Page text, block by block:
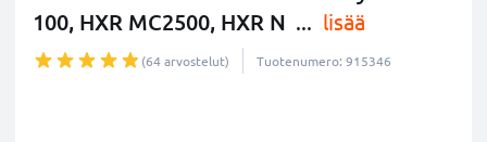
100, HXR MC2500, HXR N ... lisää
(64 arvostelut) Tuotenumero: 915346